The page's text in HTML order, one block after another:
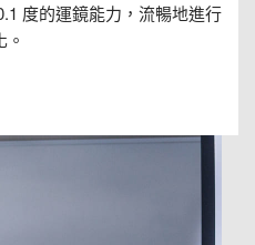
度的運鏡能力，流暢地進行